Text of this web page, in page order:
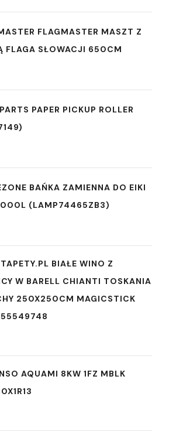
FLAGMASTER MASZT Z
FLAGA SŁOWACJI 650CM
PAPER PICKUP ROLLER
BAŃKA ZAMIENNA DO EIKI
(LAMP74465ZB3)
BIAŁE WINO Z
W BARELL CHIANTI TOSKANIA
250X250CM MAGICSTICK
AQUAMI 8KW 1FZ MBLK